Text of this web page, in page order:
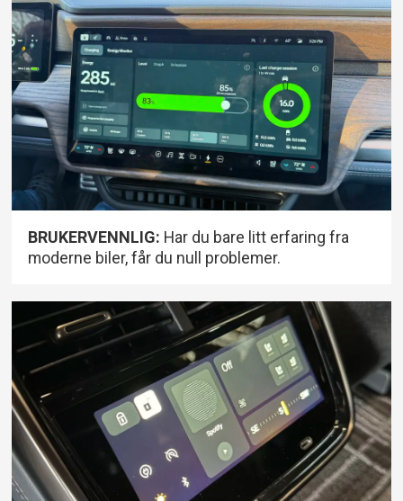
BRUKERVENNLIG: Har du bare litt erfaring fra
moderne biler, får du null problemer.